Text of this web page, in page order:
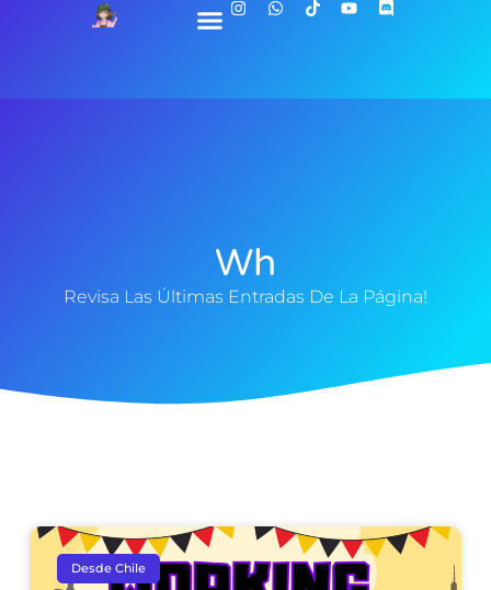
Wh
Revisa Las Últimas Entradas De La Página!
Desde Chile